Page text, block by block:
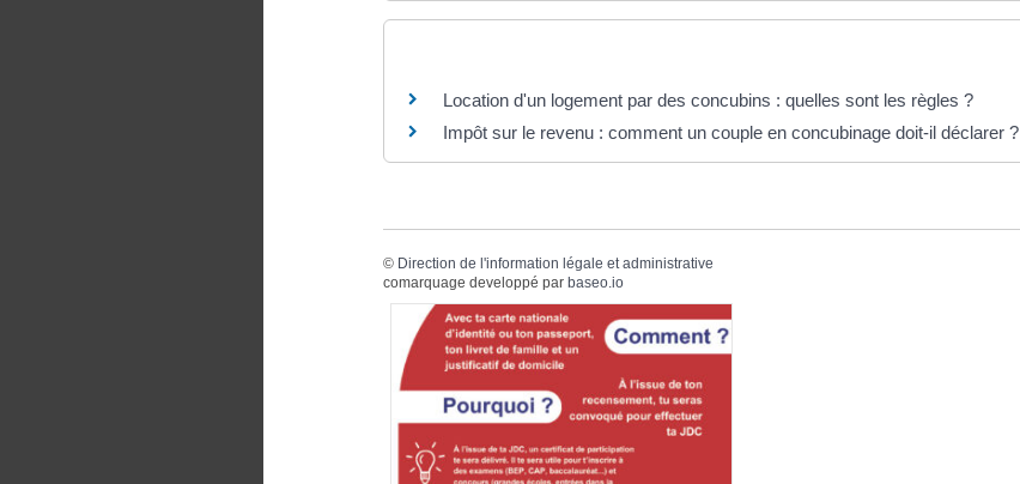
Location d'un logement par des concubins : quelles sont les règles ?
Impôt sur le revenu : comment un couple en concubinage doit-il déclarer ?
© Direction de l'information légale et administrative
comarquage developpé par baseo.io